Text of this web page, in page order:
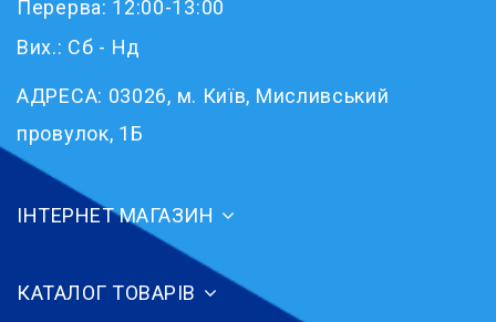
Перерва: 12:00-13:00
Вих.: Сб - Нд
АДРЕСА: 03026, м. Київ, Мисливський
провулок, 1Б
ІНТЕРНЕТ МАГАЗИН
КАТАЛОГ ТОВАРІВ